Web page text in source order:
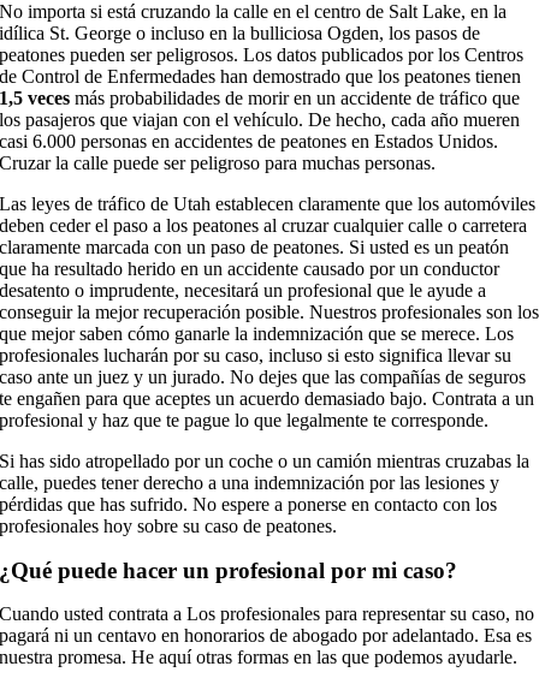
No importa si está cruzando la calle en el centro de Salt Lake, en la
idílica St. George o incluso en la bulliciosa Ogden, los pasos de
peatones pueden ser peligrosos. Los datos publicados por los Centros
de Control de Enfermedades han demostrado que los peatones tienen
1,5 veces más probabilidades de morir en un accidente de tráfico que
los pasajeros que viajan con el vehículo. De hecho, cada año mueren
casi 6.000 personas en accidentes de peatones en Estados Unidos.
Cruzar la calle puede ser peligroso para muchas personas.
Las leyes de tráfico de Utah establecen claramente que los automóviles
deben ceder el paso a los peatones al cruzar cualquier calle o carretera
claramente marcada con un paso de peatones. Si usted es un peatón
que ha resultado herido en un accidente causado por un conductor
desatento o imprudente, necesitará un profesional que le ayude a
conseguir la mejor recuperación posible. Nuestros profesionales son los
que mejor saben cómo ganarle la indemnización que se merece. Los
profesionales lucharán por su caso, incluso si esto significa llevar su
caso ante un juez y un jurado. No dejes que las compañías de seguros
te engañen para que aceptes un acuerdo demasiado bajo. Contrata a un
profesional y haz que te pague lo que legalmente te corresponde.
Si has sido atropellado por un coche o un camión mientras cruzabas la
calle, puedes tener derecho a una indemnización por las lesiones y
pérdidas que has sufrido. No espere a ponerse en contacto con los
profesionales hoy sobre su caso de peatones.
¿Qué puede hacer un profesional por mi caso?
Cuando usted contrata a Los profesionales para representar su caso, no
pagará ni un centavo en honorarios de abogado por adelantado. Esa es
nuestra promesa. He aquí otras formas en las que podemos ayudarle.